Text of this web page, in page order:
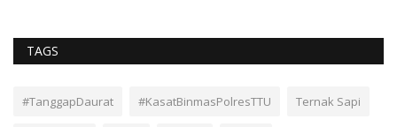
TAGS
#TanggapDaurat #KasatBinmasPolresTTU Ternak Sapi